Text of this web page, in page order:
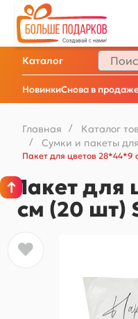
НовинкиСнова в
Каталог
Главная / Каталог
/ Сумки и пакеты
Пакет для цветов 28*44*9
Пакет для
см (20 шт)